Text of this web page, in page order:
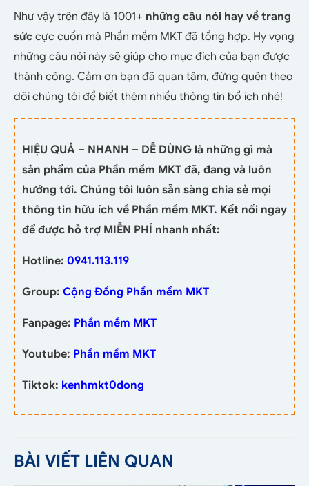
Như vậy trên đây là 1001+ những câu nói hay về trang
sức cực cuốn mà Phần mềm MKT đã tổng hợp. Hy vọng
những câu nói này sẽ giúp cho mục đích của bạn được
thành công. Cảm ơn bạn đã quan tâm, đừng quên theo
dõi chúng tôi để biết thêm nhiều thông tin bổ ích nhé!
HIỆU QUẢ – NHANH – DỄ DÙNG là những gì mà
sản phẩm của Phần mềm MKT đã, đang và luôn
hướng tới. Chúng tôi luôn sẵn sàng chia sẻ mọi
thông tin hữu ích về Phần mềm MKT. Kết nối ngay
để được hỗ trợ MIỄN PHÍ nhanh nhất:
Hotline: 0941.113.119
Group: Cộng Đồng Phần mềm MKT
Fanpage: Phần mềm MKT
Youtube: Phần mềm MKT
Tiktok: kenhmkt0dong
BÀI VIẾT LIÊN QUAN